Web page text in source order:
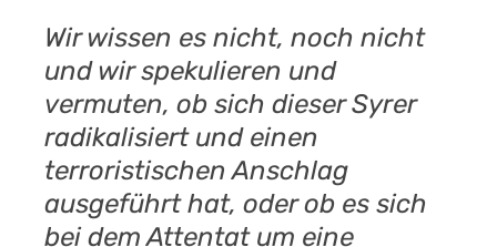
Wir wissen es nicht, noch nicht
und wir spekulieren und
vermuten, ob sich dieser Syrer
radikalisiert und einen
terroristischen Anschlag
ausgeführt hat, oder ob es sich
bei dem Attentat um eine